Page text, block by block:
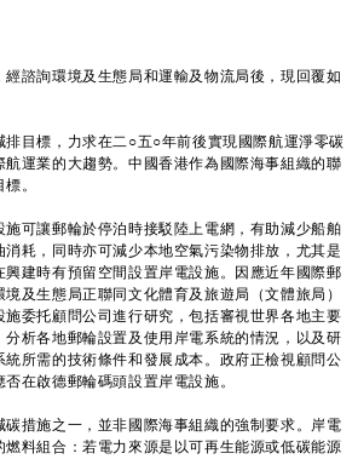
詢環境及生態局和運輸及物流局後，現回覆如
目標，力求在二○五○年前後實現國際航運淨零碳
運業的大趨勢。中國香港作為國際海事組織的聯
。
可讓郵輪於停泊時接駁陸上電網，有助減少船舶
耗，同時亦可減少本地空氣污染物排放，尤其是
建時有預留空間設置岸電設施。因應近年國際郵
及生態局正聯同文化體育及旅遊局（文體旅局）
委托顧問公司進行研究，包括審視世界各地主要
析各地郵輪設置及使用岸電系統的情況，以及研
統所需的技術條件和發展成本。政府正檢視顧問公
在啟德郵輪碼頭設置岸電設施。
措施之一，並非國際海事組織的強制要求。岸電
料組合：若電力來源是以可再生能源或低碳能源